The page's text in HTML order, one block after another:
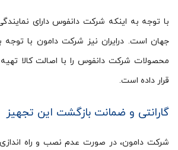
با توجه به اینکه شرکت دانفوس دارای
جهان است. درایران نیز شرکت دامون با توجه
محصولات شرکت دانفوس را با اصالت کالا
قرار داده است.
گارانتی و ضمانت بازگشت این تجهیز
شرکت دامون، در صورت عدم نصب و راه